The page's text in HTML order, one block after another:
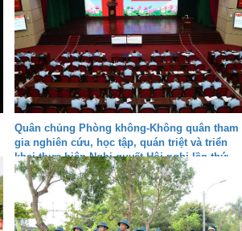
Quân chủng Phòng không-Không quân tham
gia nghiên cứu, học tập, quán triệt và triển
khai thực hiện Nghị quyết Hội nghị lần thứ
hai, Ban Chấp hành Trung ương Đảng khóa
XIV